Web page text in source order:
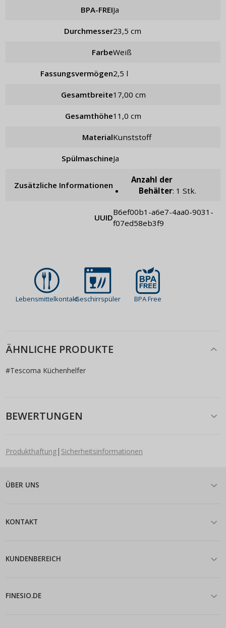
BPA-FREI Ja
Durchmesser 23,5 cm
Farbe weiß
Fassungsvermögen 2,5 l
Gesamtbreite 17,00 cm
Gesamthöhe 11,0 cm
Material Kunststoff
Spülmaschine Ja
Zusätzliche Informationen
Anzahl der
Behälter: 1 Stk.
UUID
b6ef00b1-a6e7-4aa0-9031-
f07ed58eb3f9
LebensmittelkontaktGeschirrspüler BPA Free
ÄHNLICHE PRODUKTE
#Tescoma Küchenhelfer
BEWERTUNGEN
Produkthaftung| Sicherheitsinformationen
ÜBER UNS
KONTAKT
KUNDENBEREICH
FINESIO.DE